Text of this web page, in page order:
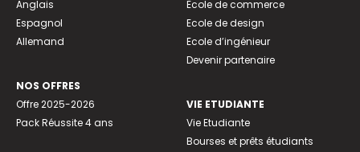
Anglais
Espagnol
Allemand
NOS OFFRES
Offre 2025-2026
Pack Réussite 4 ans
Ecole de commerce
Ecole de design
Ecole d’ingénieur
Devenir partenaire
VIE ETUDIANTE
Vie Etudiante
Bourses et prêts étudiants